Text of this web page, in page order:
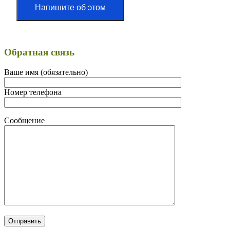
Напишите об этом
Обратная связь
Ваше имя (обязательно)
Номер телефона
Сообщение